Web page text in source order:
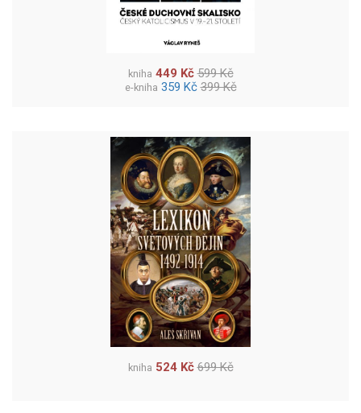
kniha 449 Kč 599 Kč
e-kniha 359 Kč 399 Kč
kniha 524 Kč 699 Kč